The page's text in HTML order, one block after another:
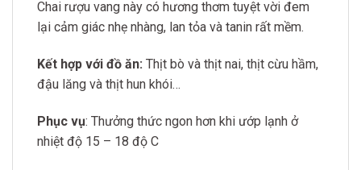
Chai rượu vang này có hương thơm tuyệt vời đem
lại cảm giác nhẹ nhàng, lan tỏa và tanin rất mềm.
Kết hợp với đồ ăn: Thịt bò và thịt nai, thịt cừu hầm,
đậu lăng và thịt hun khói…
Phục vụ: Thưởng thức ngon hơn khi ướp lạnh ở
nhiệt độ 15 – 18 độ C